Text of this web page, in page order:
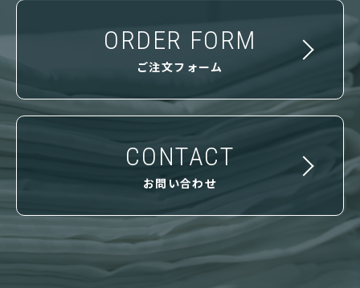
ORDER FORM
ご注文フォーム
CONTACT
お問い合わせ